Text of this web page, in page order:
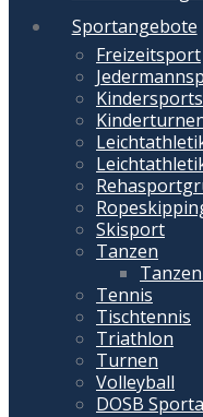
Sportangebote
Freizeitsport
Skisport
Tanzen
Tennis
Tischtennis
Triathlon
Turnen
Volleyball
DOSB